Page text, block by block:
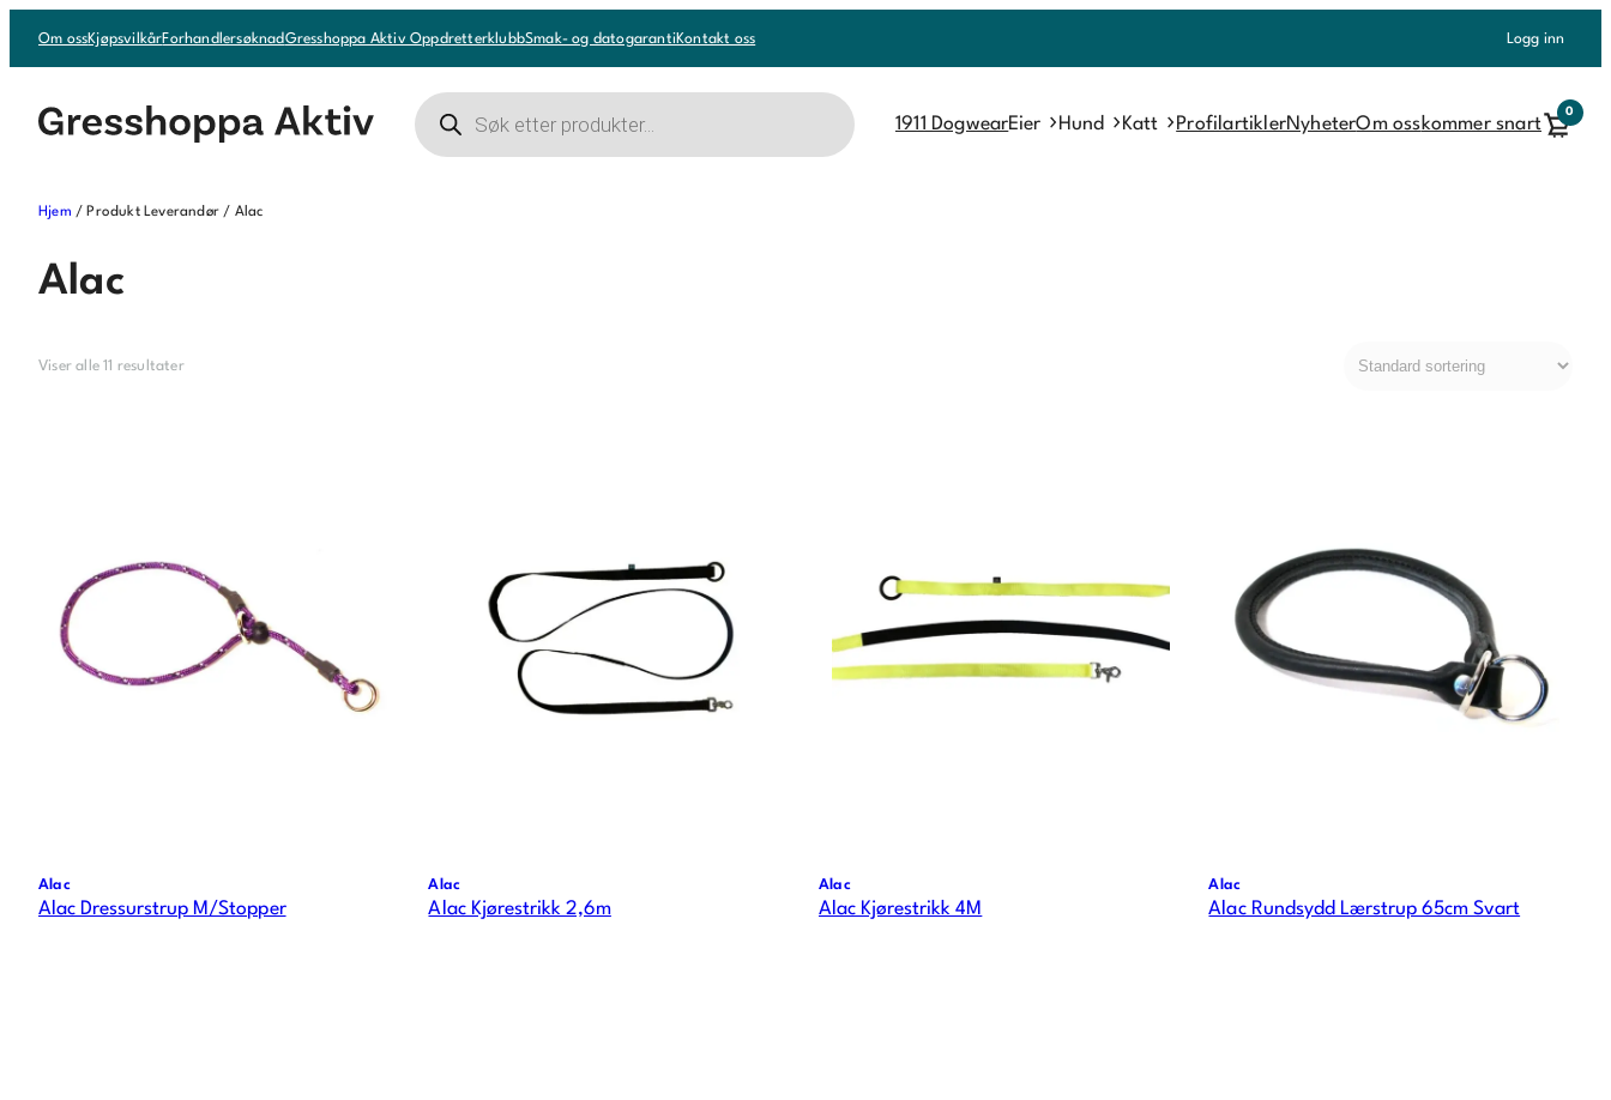
Om ossKjøpsvilkårForhandlersøknadGresshoppa Aktiv OppdretterklubbSmak- og datogarantiKontakt oss Logg inn
Products
search
1911 DogwearEier Hund Katt ProfilartiklerNyheterOm osskommer snart
0
Hjem / Produkt Leverandør / Alac
Alac
Viser alle 11 resultater
Alac
Alac Dressurstrup M/Stopper
Alac
Alac Kjørestrikk 2,6m
Alac
Alac Kjørestrikk 4M
Alac
Alac Rundsydd Lærstrup 65cm Svart